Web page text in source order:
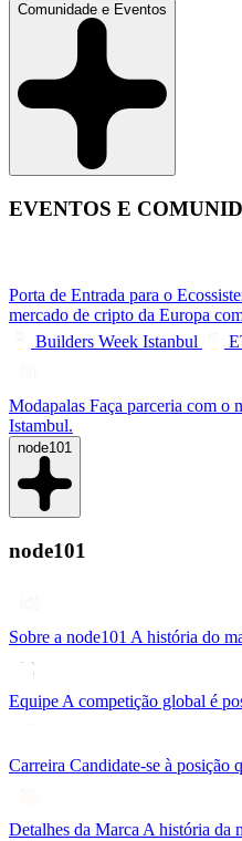
Comunidade e Eventos
EVENTOS E
Porta de Entrada para o
mercado de cripto da Europa
Builders Week Istanbul
Modapalas Faça parceria com o
Istambul.
node101
node101
Sobre a node101 A história do
Equipe A competição global é
Carreira Candidate-se à posição
Detalhes da Marca A história da